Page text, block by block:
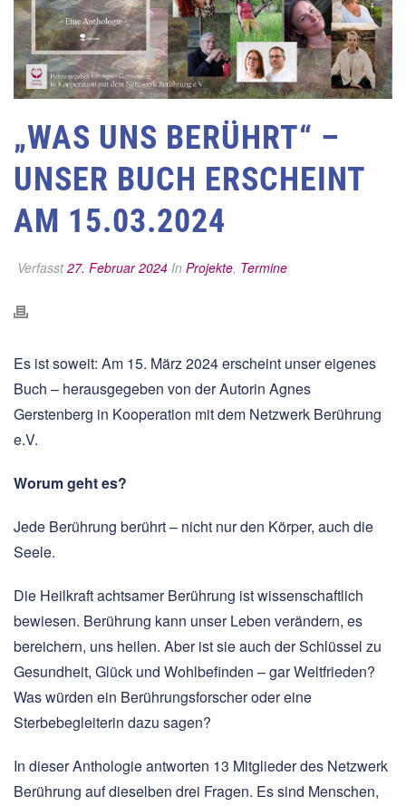
„WAS UNS BERÜHRT“ –
UNSER BUCH ERSCHEINT
AM 15.03.2024
Verfasst27. Februar 2024 In Projekte, Termine
Es ist soweit: Am 15. März 2024 erscheint unser eigenes
Buch – herausgegeben von der Autorin Agnes
Gerstenberg in Kooperation mit dem Netzwerk Berührung
e.V.
Worum geht es?
Jede Berührung berührt – nicht nur den Körper, auch die
Seele.
Die Heilkraft achtsamer Berührung ist wissenschaftlich
bewiesen. Berührung kann unser Leben verändern, es
bereichern, uns heilen. Aber ist sie auch der Schlüssel zu
Gesundheit, Glück und Wohlbefinden – gar Weltfrieden?
Was würden ein Berührungsforscher oder eine
Sterbebegleiterin dazu sagen?
In dieser Anthologie antworten 13 Mitglieder des Netzwerk
Berührung auf dieselben drei Fragen. Es sind Menschen,